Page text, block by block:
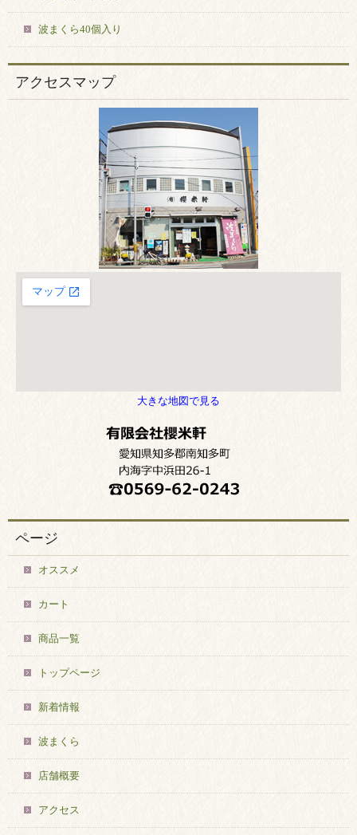
波まくら40個入り
アクセスマップ
大きな地図で見る
ページ
オススメ
カート
商品一覧
トップページ
新着情報
波まくら
店舗概要
アクセス